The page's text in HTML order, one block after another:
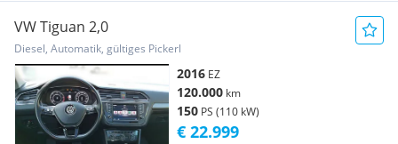
VW Tiguan 2,0
Diesel, Automatik, gültiges Pickerl
2016 EZ
120.000 km
150 PS (110 kW)
€ 22.999